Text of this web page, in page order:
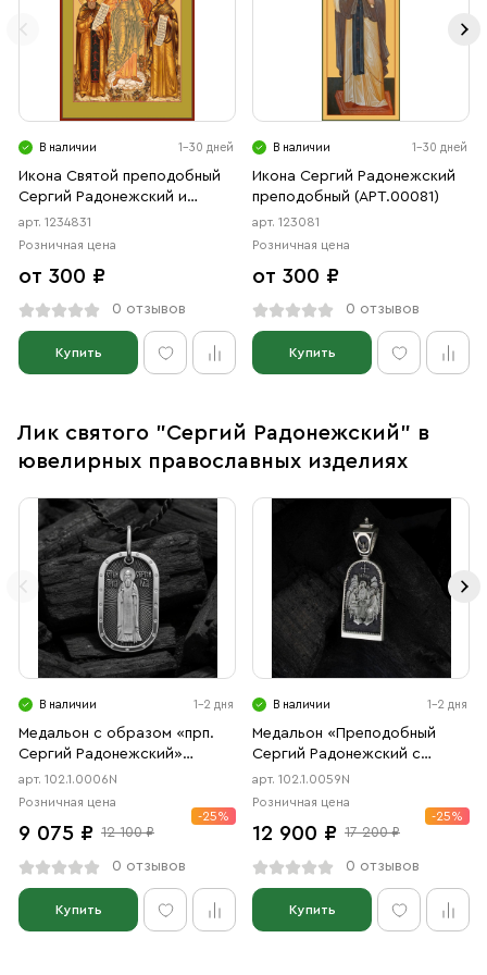
В наличии 1-30 дней
Икона Святой преподобный
Сергий Радонежский и
Праведная Нонна
Назианзская, диакониса,
го­сло­ва (АРТ.04831)
арт. 1234831
Розничная цена
от 300 ₽
0 отзывов
Купить
В наличии 1-30 дней
Икона Сергий Радонежский
преподобный (АРТ.00081)
арт. 123081
Розничная цена
от 300 ₽
0 отзывов
Купить
Лик святого "Сергий Радонежский" в
ювелирных православных изделиях
В наличии 1-2 дня
Медальон с образом «прп.
Сергий Радонежский»
чернение
арт. 102.1.0006N
Розничная цена
9 075 ₽ 12 100 ₽
-25%
0 отзывов
Купить
В наличии 1-2 дня
Медальон «Преподобный
Сергий Радонежский с
Троицей» чернение
арт. 102.1.0059N
Розничная цена
12 900 ₽ 17 200 ₽
-25%
0 отзывов
Купить